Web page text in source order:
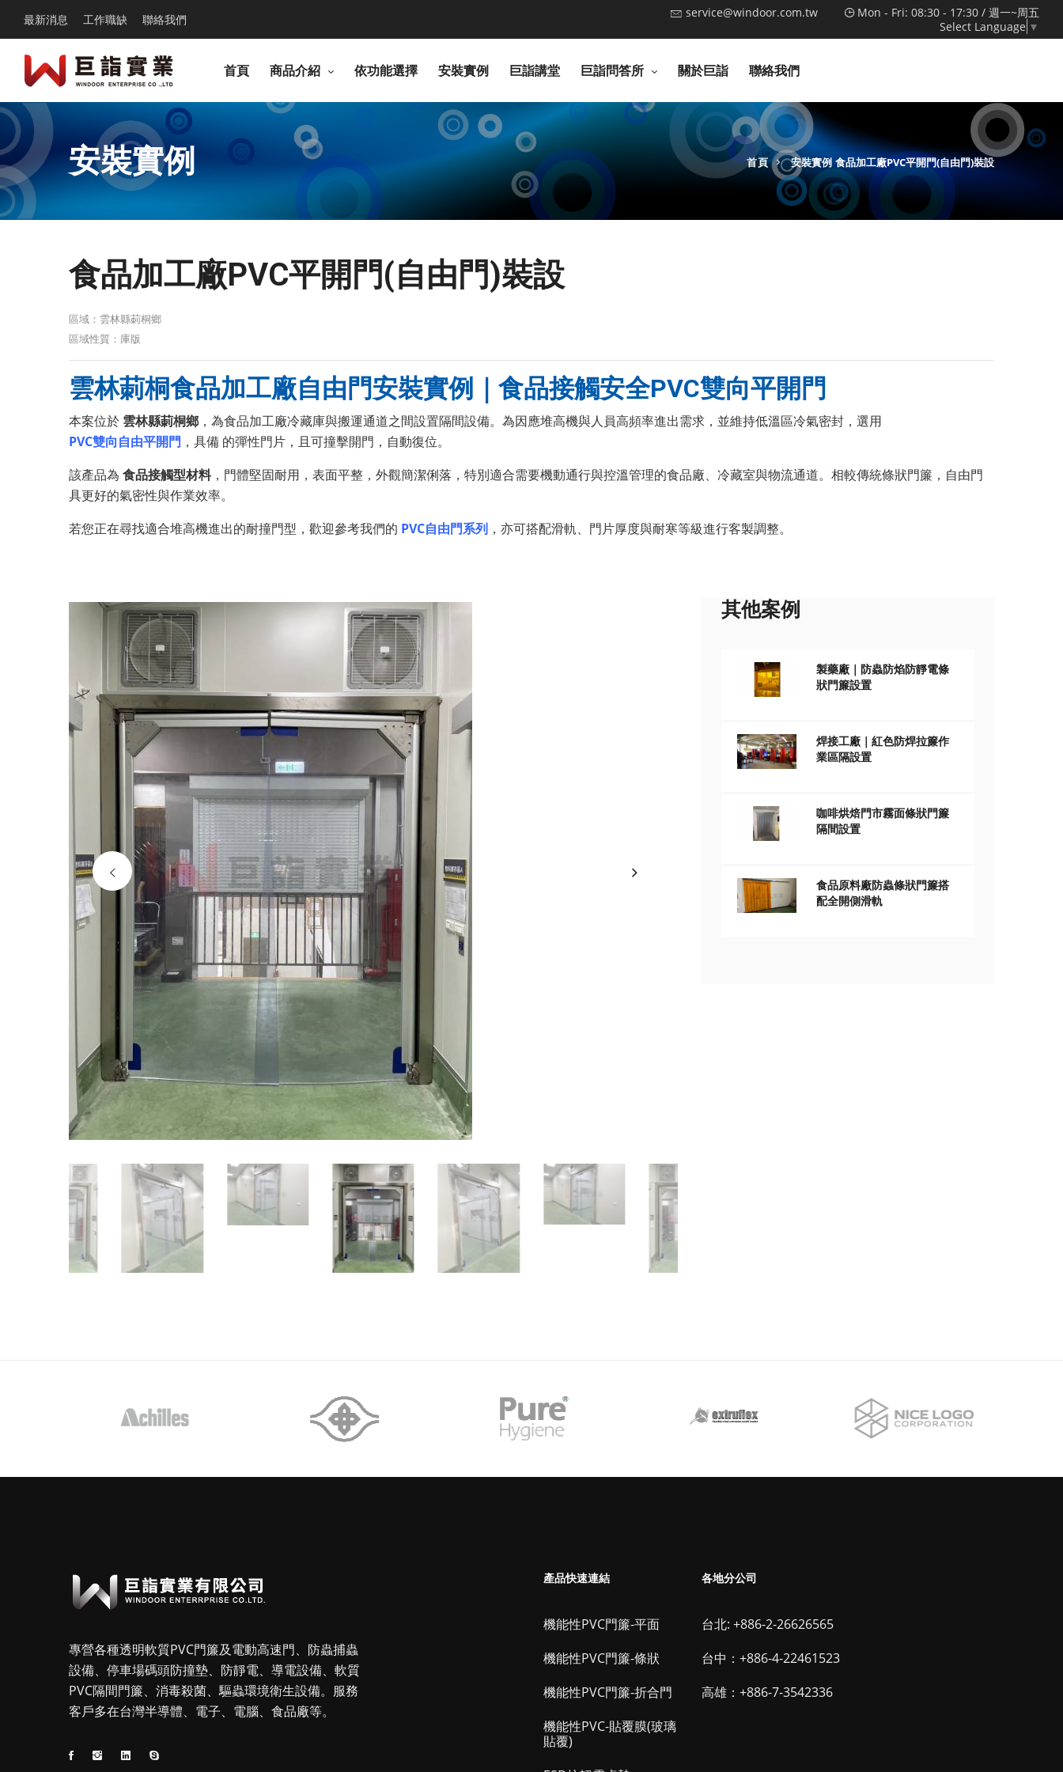
最新消息 工作職缺 聯絡我們 service@windoor.com.tw
Mon - Fri: 08:30 - 17:30 / 週一~周五
Select Language ▼
首頁 商品介紹 依功能選擇 安裝實例 巨詣講堂 巨詣問答所 關於巨詣 聯絡我們
安裝實例 首頁 安裝實例 食品加工廠PVC平開門(自由門)裝設
食品加工廠PVC平開門(自由門)裝設
區域：雲林縣莿桐鄉
區域性質：庫版
雲林莿桐食品加工廠自由門安裝實例｜食品接觸安全PVC雙向平開門
本案位於 雲林縣莿桐鄉，為食品加工廠冷藏庫與搬運通道之間設置隔間設備。為因應堆高機與人員高頻率進出需求，並維持低溫區冷氣密封，選用
PVC雙向自由平開門 ，具備 的彈性門片，且可撞擊開門，自動復位。
該產品為 食品接觸型材料，門體堅固耐用，表面平整，外觀簡潔俐落，特別適合需要機動通行與控溫管理的食品廠、冷藏室與物流通道。相較傳統條狀門簾，自由門
具更好的氣密性與作業效率。
若您正在尋找適合堆高機進出的耐撞門型，歡迎參考我們的 PVC自由門系列 ，亦可搭配滑軌、門片厚度與耐寒等級進行客製調整。
其他案例
製藥廠｜防蟲防焰防靜電條
狀門簾設置
焊接工廠｜紅色防焊拉簾作
業區隔設置
咖啡烘焙門市霧面條狀門簾
隔間設置
食品原料廠防蟲條狀門簾搭
配全開側滑軌
專營各種透明軟質PVC門簾及電動高速門、防蟲捕蟲
設備、停車場碼頭防撞墊、防靜電、導電設備、軟質
PVC隔間門簾、消毒殺菌、驅蟲環境衛生設備。服務
客戶多在台灣半導體、電子、電腦、食品廠等。
產品快速連結
機能性PVC門簾-平面
機能性PVC門簾-條狀
機能性PVC門簾-折合門
機能性PVC-貼覆膜(玻璃
貼覆)
各地分公司
台北: +886-2-26626565
台中：+886-4-22461523
高雄：+886-7-3542336